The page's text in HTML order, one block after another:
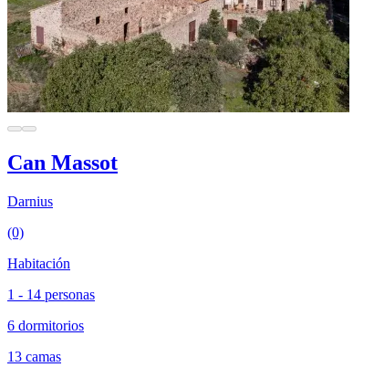
Can Massot
Darnius
(0)
Habitación
1 - 14 personas
6 dormitorios
13 camas